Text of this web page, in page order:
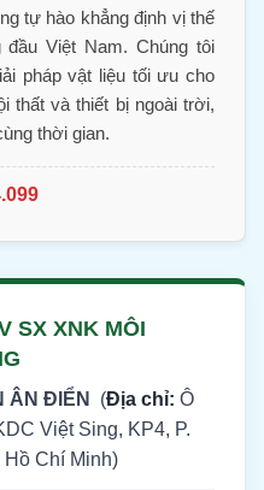
tự hào khẳng định vị thế
Việt Nam. Chúng tôi
pháp vật liệu tối ưu cho
thất và thiết bị ngoài trời,
thời gian.
SX XNK MÔI
ÂN ĐIỂN (Địa chỉ: Ô
Việt Sing, KP4, P.
Hồ Chí Minh)